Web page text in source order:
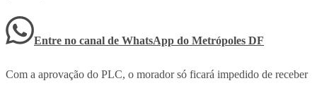
Entre no canal de WhatsApp do Metrópoles DF
Com a aprovação do PLC, o morador só ficará impedido de receber